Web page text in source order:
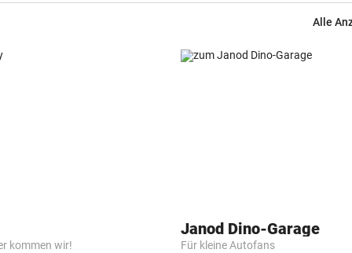
Alle
kommen wir!
Janod Dino-Garage
Für kleine Autofans